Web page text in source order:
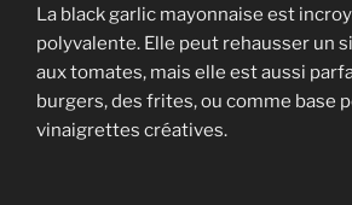
La black garlic mayonnaise est
polyvalente. Elle peut rehausser un
aux tomates, mais elle est aussi
burgers, des frites, ou comme base
vinaigrettes créatives.